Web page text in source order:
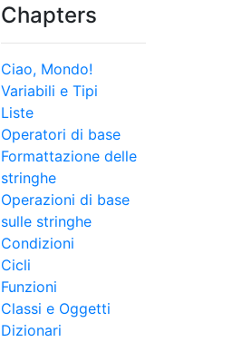
Chapters
Ciao, Mondo!
Variabili e Tipi
Liste
Operatori di base
Formattazione delle
stringhe
Operazioni di base
sulle stringhe
Condizioni
Cicli
Funzioni
Classi e Oggetti
Dizionari